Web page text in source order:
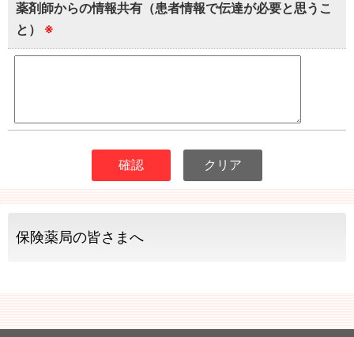
薬剤師からの情報共有（患者情報で伝達が必要と思うこ
と）
※
保険薬局の皆さまへ